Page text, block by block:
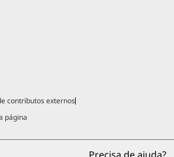
contributos externos
página